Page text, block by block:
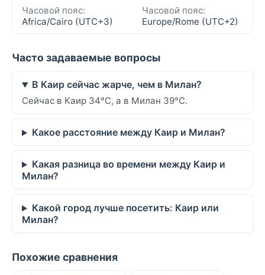
Часовой пояс:
Africa/Cairo (UTC+3)
Часовой пояс:
Europe/Rome (UTC+2)
Часто задаваемые вопросы
В Каир сейчас жарче, чем в Милан?
Сейчас в Каир 34°C, а в Милан 39°C.
Какое расстояние между Каир и Милан?
Какая разница во времени между Каир и
Милан?
Какой город лучше посетить: Каир или
Милан?
Похожие сравнения